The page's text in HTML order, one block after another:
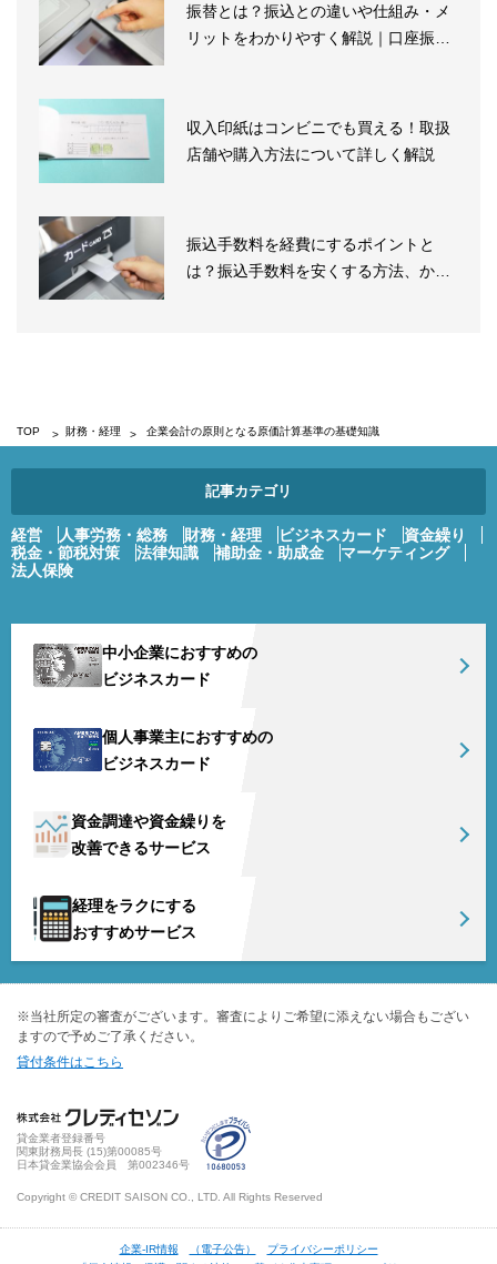
振替とは？振込との違いや仕組み・メ
リットをわかりやすく解説｜口座振替
収入印紙はコンビニでも買える！取扱
店舗や購入方法について詳しく解説
振込手数料を経費にするポイントと
は？振込手数料を安くする方法、かか
TOP 財務・経理 企業会計の原則となる原価計算基準の基礎知識
記事カテゴリ
経営 人事労務・総務 財務・経理 ビジネスカード
資金繰り
税金・節税対策
法律知識 補助金・助成金
マーケティング
法人保険
中小企業におすすめの
ビジネスカード
個人事業主におすすめの
ビジネスカード
資金調達や資金繰りを
改善できるサービス
経理をラクにする
おすすめサービス
※当社所定の審査がございます。審査によりご希望に添えない場合もござい
ますので予めご了承ください。
貸付条件はこちら
貸金業者登録番号
関東財務局長 (15)第00085号
日本貸金業協会会員 第002346号
Copyright © CREDIT SAISON CO., LTD. All Rights Reserved
企業-IR情報 （電子公告）
プライバシーポリシー